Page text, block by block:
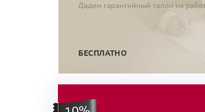
Дадим гарантийный талон на
БЕСПЛАТНО